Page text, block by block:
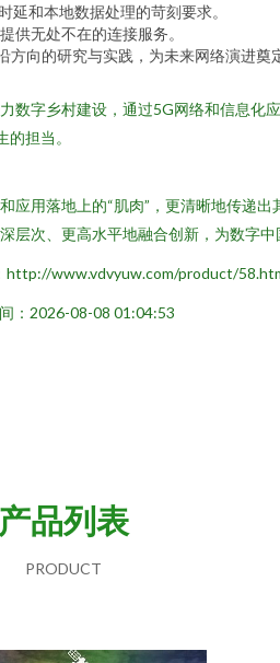
延和本地数据处理的苛刻要求。
供无处不在的连接服务。
向的研究与实践，为未来网络演进奠
字乡村建设，通过5G网络和信息化
担当。
用落地上的“肌肉”，更清晰地传递
次、更高水平地融合创新，为数字
http://www.vdvyuw.com/product/
：2026-08-08 01:04:53
产品列表
PRODUCT